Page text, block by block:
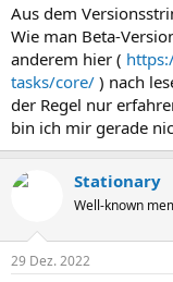
Aus dem
Wie man Beta-
anderem hier (
tasks/core/ ) nach
der Regel nur
bin ich mir gerade
Stationary
Well-known
29 Dez. 2022